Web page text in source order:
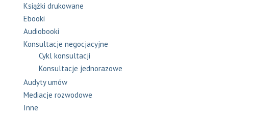
Książki drukowane
Ebooki
Audiobooki
Konsultacje negocjacyjne
Cykl konsultacji
Konsultacje jednorazowe
Audyty umów
Mediacje rozwodowe
Inne